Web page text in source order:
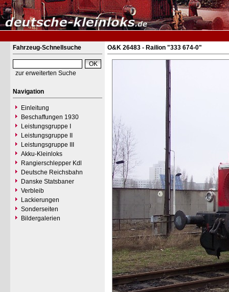
Fahrzeug-Schnellsuche
zur erweiterten Suche
Navigation
Einleitung
Beschaffungen 1930
Leistungsgruppe I
Leistungsgruppe II
Leistungsgruppe III
Akku-Kleinloks
Rangierschlepper Kdl
Deutsche Reichsbahn
Danske Statsbaner
Verbleib
Lackierungen
Sonderseiten
Bildergalerien
O&K 26483 - Railion "333 674-0"